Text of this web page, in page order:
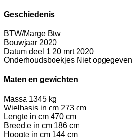
Geschiedenis
BTW/Marge Btw
Bouwjaar 2020
Datum deel 1 20 mrt 2020
Onderhoudsboekjes Niet opgegeven
Maten en gewichten
Massa 1345 kg
Wielbasis in cm 273 cm
Lengte in cm 470 cm
Breedte in cm 186 cm
Hoogte in cm 144 cm